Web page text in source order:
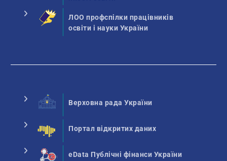
ЛОО профспілки працівників
освіти і науки України
Верховна рада України
Портал відкритих даних
eData Публічні фінанси України